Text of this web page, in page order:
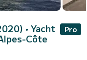
• Yacht
Côte
Pro